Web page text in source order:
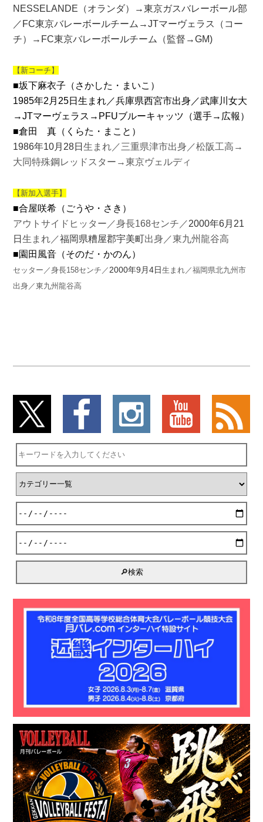
NESSELANDE（オランダ）
→東京ガスバレーボール部
／ FC東京バレーボールチーム→JTマーヴェラス（コー
チ）
→ FC東京バレーボールチーム（監督→GM)
【新コーチ】
■坂下麻衣子 （さかした・まいこ）
1985年2月25日生まれ／兵庫県西宮市出身／武庫川女大
→JTマーヴェラス→PFUブルーキャッツ（選手→広報）
■倉田 真（くらた・まこと）
1986年10月28日生まれ／三重県津市出身／松阪工高→
大同特殊鋼レッドスター→東京ヴェルディ
【新加入選手】
■合屋咲希（ごうや・さき）
アウトサイドヒッター／身長168センチ／2000年6月21
日生まれ／福岡県糟屋郡宇美町出身／東九州龍谷高
■園田風音（そのだ・かのん）
セッター／身長158センチ／ 2000年9月4日生まれ／福岡県北九州市
出身／東九州龍谷高